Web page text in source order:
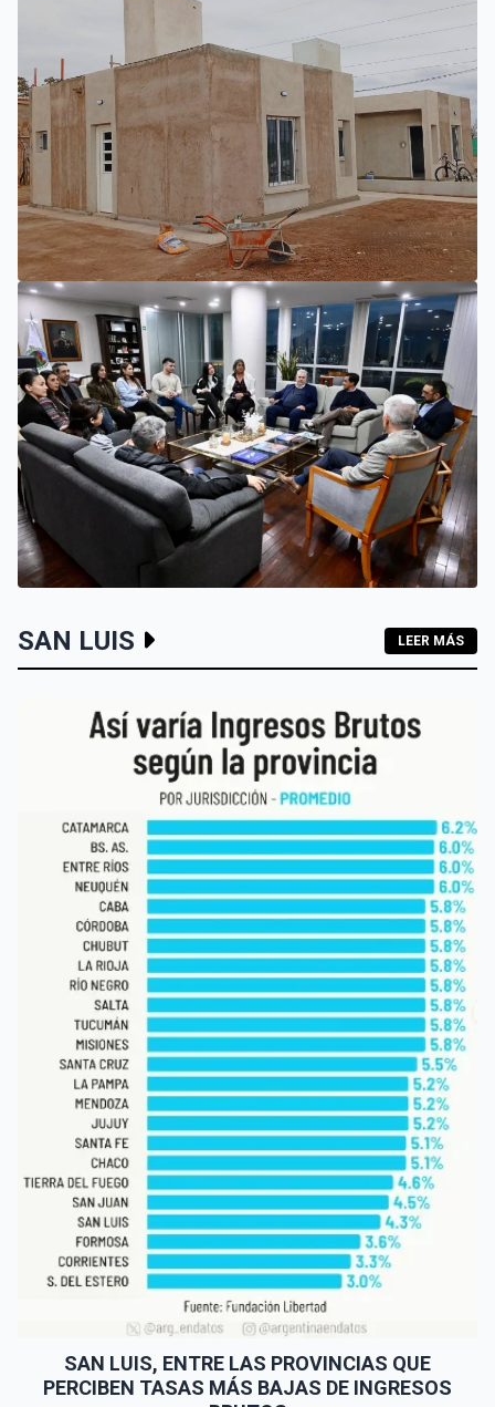
EL NUEVO HOSPITAL DE UNIÓN
PROGRESA CON TRABAJOS
INTERIORES Y EXTERIORES
SAN LUIS
LA PROVINCIA IMPULSA NUEVAS ETAPAS EN LA
CONSTRUCCIÓN DE VIVIENDAS EN PUEYRREDÓN
SAN LUIS QUIERE POSICIONARSE COMO SEDE DEL
TURISMO DE REUNIONES
SAN LUIS LEER MÁS
SAN LUIS, ENTRE LAS PROVINCIAS QUE
PERCIBEN TASAS MÁS BAJAS DE INGRESOS